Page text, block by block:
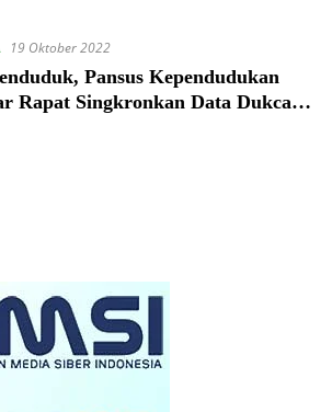
19 Oktober 2022
Pansus Kependudukan
Rapat Singkronkan Data Dukcapil